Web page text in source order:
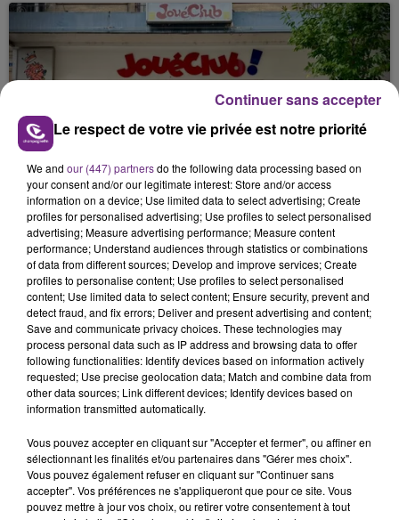
nucléaire ardennaise est à l'arrêt. Une situation
justifiée par la sécheresse intense qui est toujours
présente.
LE MAGASIN JOUÉCLUB DE REIMS FERME
SES PORTES
C'était l'une des institutions du centre-ville
rémois. Le magasin JouéClub est contraint de
fermer ses portes.
TITRES DIFFUSÉS
15h48
15h48
LINKIN PARK
15h44
15h44
MYLES SMITH & NIALL HORAN
Le respect de votre vie privée est notre priorité
We and our (447) partnersdo the following data processing based on
your consent and/or our legitimate interest: Store and/or access
information on a device; Use limited data to select advertising; Create
profiles for personalised advertising; Use profiles to select personalised
advertising; Measure advertising performance; Measure content
performance; Understand audiences through statistics or combinations
of data from different sources; Develop and improve services; Create
profiles to personalise content; Use profiles to select personalised
content; Use limited data to select content; Ensure security, prevent and
detect fraud, and fix errors; Deliver and present advertising and content;
Save and communicate privacy choices. These technologies may
process personal data such as IP address and browsing data to offer
following functionalities: Identify devices based on information actively
requested; Use precise geolocation data; Match and combine data from
other data sources; Link different devices; Identify devices based on
information transmitted automatically.
Vous pouvez accepter en cliquant sur "Accepter et fermer", ou affiner en
sélectionnant les finalités et/ou partenaires dans "Gérer mes choix".
Vous pouvez également refuser en cliquant sur "Continuer sans
accepter". Vos préférences ne s'appliqueront que pour ce site. Vous
pouvez mettre à jour vos choix, ou retirer votre consentement à tout
Continuer sans accepter